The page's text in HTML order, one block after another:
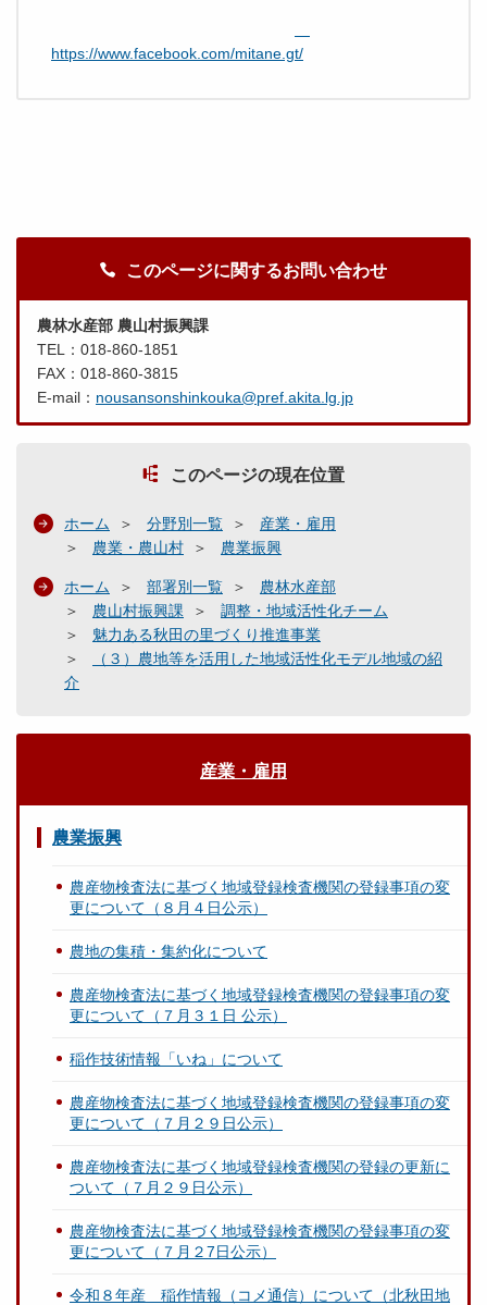
https://www.facebook.com/mitane.gt/
このページに関するお問い合わせ
農林水産部 農山村振興課
TEL：018-860-1851
FAX：018-860-3815
E-mail： nousansonshinkouka@pref.akita.lg.jp
このページの現在位置
ホーム 分野別一覧
産業・雇用
農業・農山村
農業振興
ホーム 部署別一覧
農林水産部
農山村振興課
調整・地域活性化チーム
魅力ある秋田の里づくり推進事業
（３）農地等を活用した地域活性化モデル地域の紹
介
産業・雇用
農業振興
農産物検査法に基づく地域登録検査機関の登録事項の変
更について（８月４日公示）
農地の集積・集約化について
農産物検査法に基づく地域登録検査機関の登録事項の変
更について（７月３１日 公示）
稲作技術情報「いね」について
農産物検査法に基づく地域登録検査機関の登録事項の変
更について（７月２９日公示）
農産物検査法に基づく地域登録検査機関の登録の更新に
ついて（７月２９日公示）
農産物検査法に基づく地域登録検査機関の登録事項の変
更について（７月２7日公示）
令和８年産 稲作情報（コメ通信）について（北秋田地